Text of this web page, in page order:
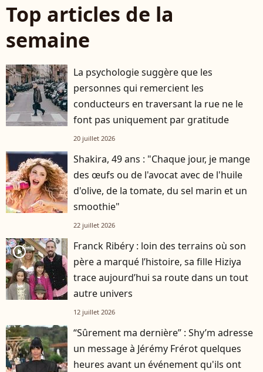
Top articles de la
semaine
La psychologie suggère que les
personnes qui remercient les
conducteurs en traversant la rue ne le
font pas uniquement par gratitude
20 juillet 2026
Shakira, 49 ans : "Chaque jour, je mange
des œufs ou de l'avocat avec de l'huile
d'olive, de la tomate, du sel marin et un
smoothie"
22 juillet 2026
player2
Franck Ribéry : loin des terrains où son
père a marqué l’histoire, sa fille Hiziya
trace aujourd’hui sa route dans un tout
autre univers
12 juillet 2026
“Sûrement ma dernière” : Shy’m adresse
un message à Jérémy Frérot quelques
heures avant un événement qu'ils ont